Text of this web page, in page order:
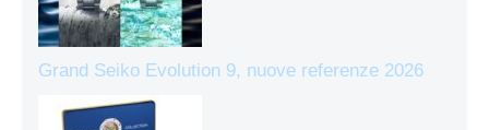
Grand Seiko Evolution 9, nuove referenze 2026